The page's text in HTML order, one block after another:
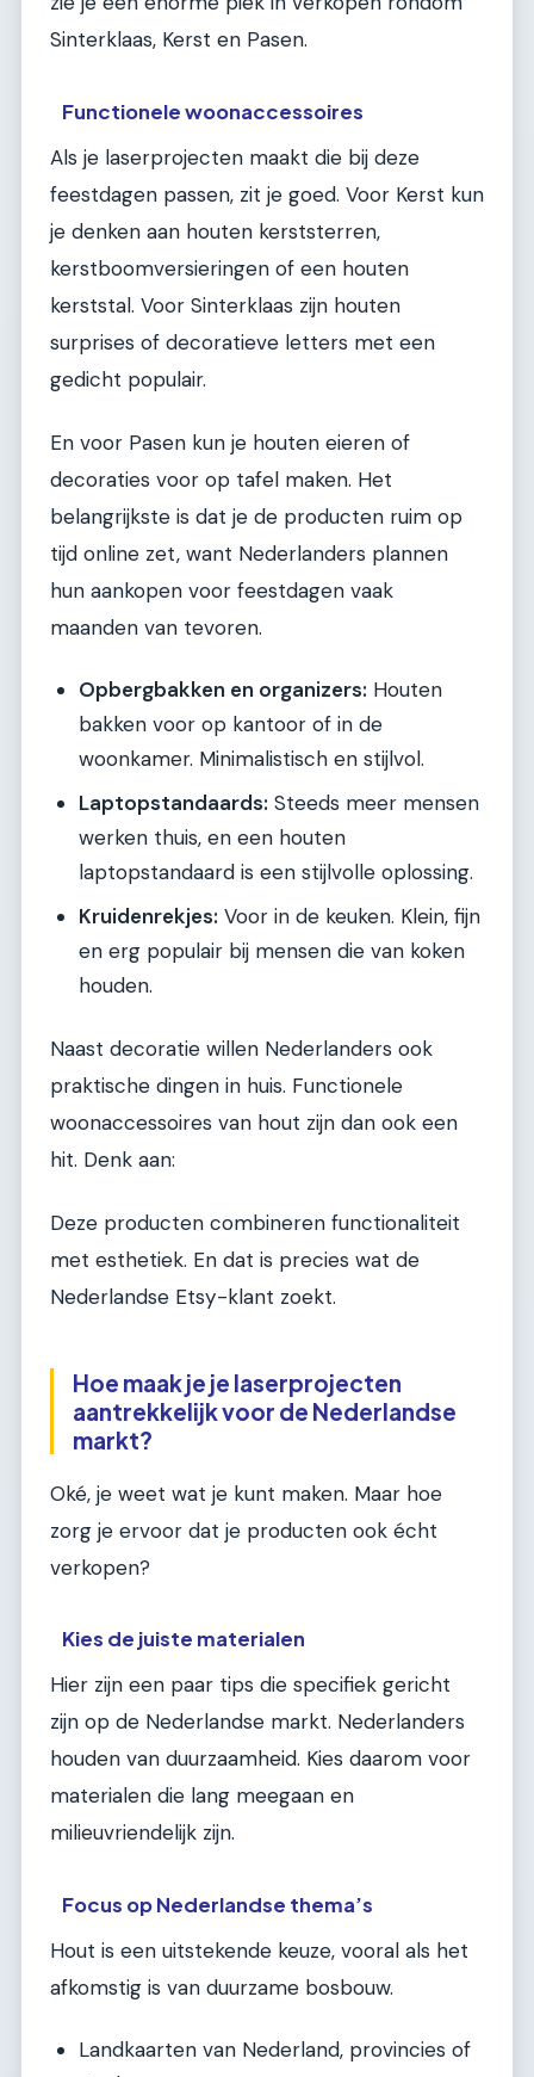
Sinterklaas, Kerst en Pasen.
Functionele woonaccessoires
Als je laserprojecten maakt die bij deze
feestdagen passen, zit je goed. Voor Kerst kun
je denken aan houten kerststerren,
kerstboomversieringen of een houten
kerststal. Voor Sinterklaas zijn houten
surprises of decoratieve letters met een
gedicht populair.
En voor Pasen kun je houten eieren of
decoraties voor op tafel maken. Het
belangrijkste is dat je de producten ruim op
tijd online zet, want Nederlanders plannen
hun aankopen voor feestdagen vaak
maanden van tevoren.
Opbergbakken en organizers: Houten
bakken voor op kantoor of in de
woonkamer. Minimalistisch en stijlvol.
Laptopstandaards: Steeds meer mensen
werken thuis, en een houten
laptopstandaard is een stijlvolle oplossing.
Kruidenrekjes: Voor in de keuken. Klein, fijn
en erg populair bij mensen die van koken
houden.
Naast decoratie willen Nederlanders ook
praktische dingen in huis. Functionele
woonaccessoires van hout zijn dan ook een
hit. Denk aan:
Deze producten combineren functionaliteit
met esthetiek. En dat is precies wat de
Nederlandse Etsy-klant zoekt.
Hoe maak je je laserprojecten
aantrekkelijk voor de Nederlandse
markt?
Oké, je weet wat je kunt maken. Maar hoe
zorg je ervoor dat je producten ook écht
verkopen?
Kies de juiste materialen
Hier zijn een paar tips die specifiek gericht
zijn op de Nederlandse markt. Nederlanders
houden van duurzaamheid. Kies daarom voor
materialen die lang meegaan en
milieuvriendelijk zijn.
Focus op Nederlandse thema’s
Hout is een uitstekende keuze, vooral als het
afkomstig is van duurzame bosbouw.
Landkaarten van Nederland, provincies of